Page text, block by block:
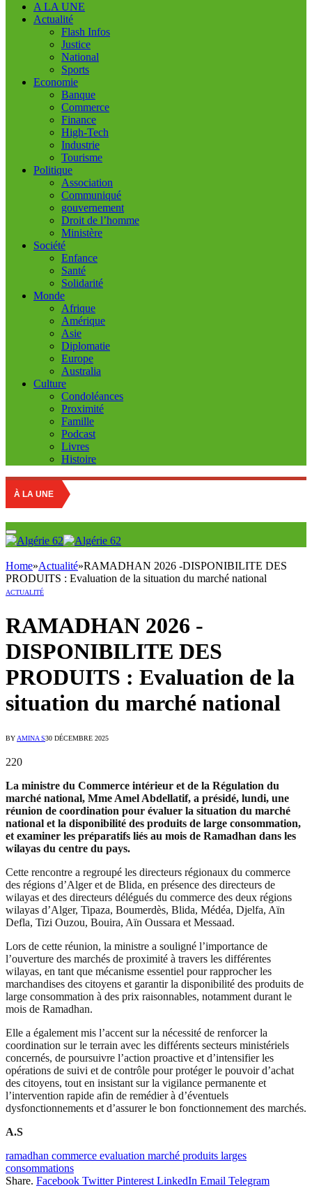
A LA UNE
Actualité
Flash Infos
Justice
National
Sports
Economie
Banque
Commerce
Finance
High-Tech
Industrie
Tourisme
Politique
Association
Communiqué
gouvernement
Droit de l’homme
Ministère
Société
Enfance
Santé
Solidarité
Monde
Afrique
Amérique
Asie
Diplomatie
Europe
Australia
Culture
Condoléances
Proximité
Famille
Podcast
Livres
Histoire
À LA UNE
Home»Actualité»RAMADHAN 2026 -DISPONIBILITE DES
PRODUITS : Evaluation de la situation du marché national
ACTUALITÉ
RAMADHAN 2026 -
DISPONIBILITE DES
PRODUITS : Evaluation de la
situation du marché national
BYAMINA S30 DÉCEMBRE 2025
220
La ministre du Commerce intérieur et de la Régulation du
marché national, Mme Amel Abdellatif, a présidé, lundi, une
réunion de coordination pour évaluer la situation du marché
national et la disponibilité des produits de large consommation,
et examiner les préparatifs liés au mois de Ramadhan dans les
wilayas du centre du pays.
Cette rencontre a regroupé les directeurs régionaux du commerce
des régions d’Alger et de Blida, en présence des directeurs de
wilayas et des directeurs délégués du commerce des deux régions
wilayas d’Alger, Tipaza, Boumerdès, Blida, Médéa, Djelfa, Aïn
Defla, Tizi Ouzou, Bouira, Aïn Oussara et Messaad.
Lors de cette réunion, la ministre a souligné l’importance de
l’ouverture des marchés de proximité à travers les différentes
wilayas, en tant que mécanisme essentiel pour rapprocher les
marchandises des citoyens et garantir la disponibilité des produits de
large consommation à des prix raisonnables, notamment durant le
mois de Ramadhan.
Elle a également mis l’accent sur la nécessité de renforcer la
coordination sur le terrain avec les différents secteurs ministériels
concernés, de poursuivre l’action proactive et d’intensifier les
opérations de suivi et de contrôle pour protéger le pouvoir d’achat
des citoyens, tout en insistant sur la vigilance permanente et
l’intervention rapide afin de remédier à d’éventuels
dysfonctionnements et d’assurer le bon fonctionnement des marchés.
A.S
ramadhan commerce evaluation marché produits larges
consommations
Share. Facebook Twitter Pinterest LinkedIn Email Telegram